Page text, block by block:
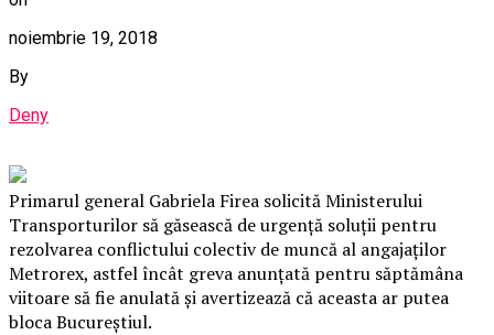
noiembrie 19, 2018
By
Deny
Primarul general Gabriela Firea solicită Ministerului
Transporturilor să găsească de urgenţă soluţii pentru
rezolvarea conflictului colectiv de muncă al angajaţilor
Metrorex, astfel încât greva anunţată pentru săptămâna
viitoare să fie anulată şi avertizează că aceasta ar putea
bloca Bucureştiul.